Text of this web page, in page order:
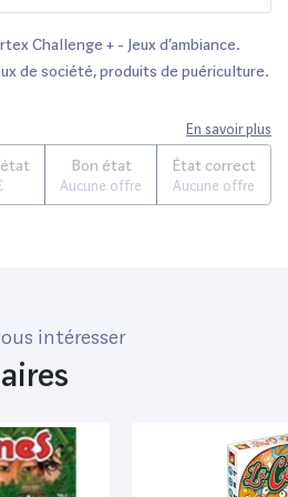
Challenge + - Jeux d’ambiance.
de société, produits de puériculture.
Légo, FisherPrice, Vtech ainsi que
: Chicco, Bébé Confort, Mac
En savoir plus
Bon état
Aucune offre
État correct
Aucune offre
intéresser